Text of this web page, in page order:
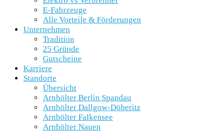
E-Fahrzeuge
Alle Vorteile & Förderungen
Unternehmen
Tradition
25 Gründe
Gutscheine
Karriere
Standorte
Übersicht
Arnhölter Berlin Spandau
Arnhölter Dallgow-Döberitz
Arnhölter Falkensee
Arnhölter Nauen